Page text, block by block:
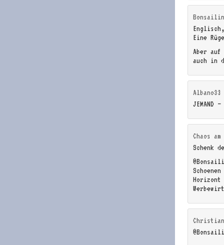
Eine
Aber auf
auch in
Albano33
JEMAND
Chaos am
Schenk